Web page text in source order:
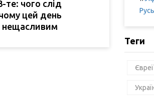
те: чого слід
цей день
нещасливим
Русь
Теги
Євреї